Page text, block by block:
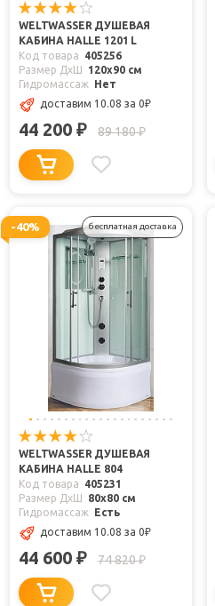
WELTWASSER ДУШЕВАЯ
КАБИНА HALLE 1201 L
Код товара
405256
Размер ДхШ
120x90 см
Гидромассаж
Нет
доставим 10.08 за 0₽
44 200 ₽ 89 180₽
-40% бесплатная доставка
WELTWASSER ДУШЕВАЯ
КАБИНА HALLE 804
Код товара
405231
Размер ДхШ
80x80 см
Гидромассаж
Есть
доставим 10.08 за 0₽
44 600 ₽ 74 820₽